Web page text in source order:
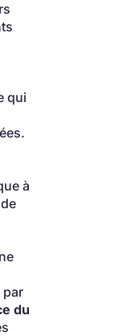
qui
à
par
du